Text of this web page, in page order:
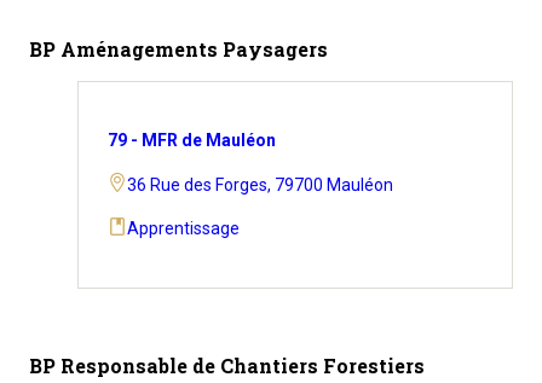
BP Aménagements Paysagers
79 - MFR de Mauléon
36 Rue des Forges, 79700 Mauléon
Apprentissage
BP Responsable de Chantiers Forestiers